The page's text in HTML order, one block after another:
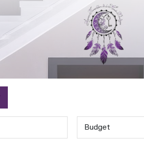
Budget